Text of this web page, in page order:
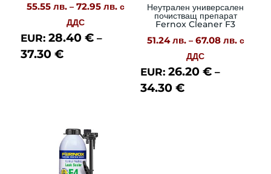
55.55 лв. – 72.95 лв.Price
55.55 лв.
72.95 лв.
с
ДДС
EUR: 28.40 €–
37.30 €
Неутрален универсален
почистващ препарат
Fernox Cleaner F3
51.24лв. – 67.08 лв.Price
с
ДДС
EUR: 26.20 €–
34.30 €